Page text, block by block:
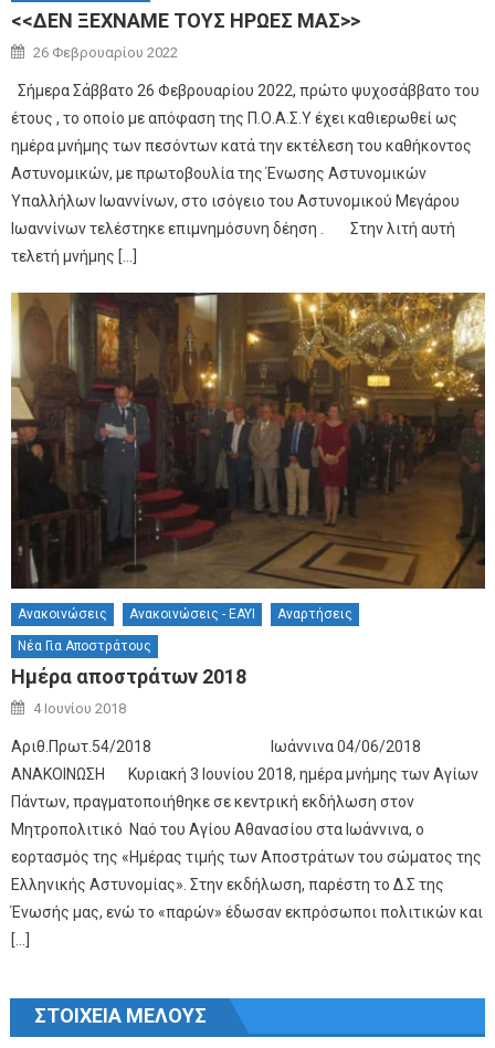
<<ΔΕΝ ΞΕΧΝΑΜΕ ΤΟΥΣ ΗΡΩΕΣ ΜΑΣ>>
Posted on
26 Φεβρουαρίου 2022
Σήμερα Σάββατο 26 Φεβρουαρίου 2022, πρώτο ψυχοσάββατο του
έτους , το οποίο με απόφαση της Π.Ο.Α.Σ.Υ έχει καθιερωθεί ως
ημέρα μνήμης των πεσόντων κατά την εκτέλεση του καθήκοντος
Αστυνομικών, με πρωτοβουλία της Ένωσης Αστυνομικών
Υπαλλήλων Ιωαννίνων, στο ισόγειο του Αστυνομικού Μεγάρου
Ιωαννίνων τελέστηκε επιμνημόσυνη δέηση . Στην λιτή αυτή
τελετή μνήμης […]
Ανακοινώσεις Ανακοινώσεις - ΕΑΥΙ Αναρτήσεις
Νέα Για Απoστράτους
Ημέρα αποστράτων 2018
Posted on
4 Ιουνίου 2018
Αριθ.Πρωτ.54/2018 Ιωάννινα 04/06/2018
ΑΝΑΚΟΙΝΩΣΗ Κυριακή 3 Ιουνίου 2018, ημέρα μνήμης των Αγίων
Πάντων, πραγματοποιήθηκε σε κεντρική εκδήλωση στον
Μητροπολιτικό Ναό του Αγίου Αθανασίου στα Ιωάννινα, ο
εορτασμός της «Ημέρας τιμής των Αποστράτων του σώματος της
Ελληνικής Αστυνομίας». Στην εκδήλωση, παρέστη το Δ.Σ της
Ένωσής μας, ενώ το «παρών» έδωσαν εκπρόσωποι πολιτικών και
[…]
ΣΤΟΙΧΕΙΑ ΜΕΛΟΥΣ